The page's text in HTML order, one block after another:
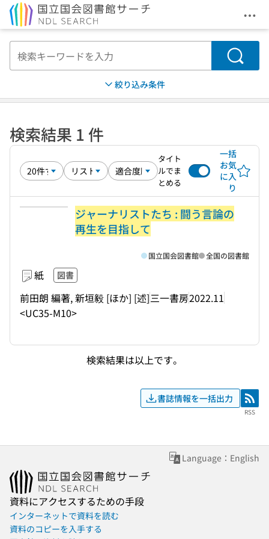
メ
検索
絞り込み条件
検索結果 1 件
タイト
ルでま
とめる
一括
お気
に入
り
ジャーナリストたち : 闘う言論の
再生を目指して
紙 図書
前田朗 編著, 新垣毅 [ほか] [述]三一書房2022.11
<UC35-M10>
国立国会図書館 全国の図書館
検索結果は以上です。
書誌情報を一括出力 RSS
RSS
Language：English
資料にアクセスするための手段
インターネットで資料を読む
資料のコピーを入手する